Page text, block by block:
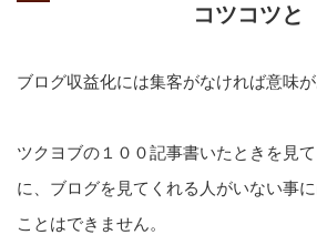
コツコツと
ブログ収益化には集客がなければ意味が
ツクヨブの１００記事書いたときを見
に、ブログを見てくれる人がいない事
ことはできません。